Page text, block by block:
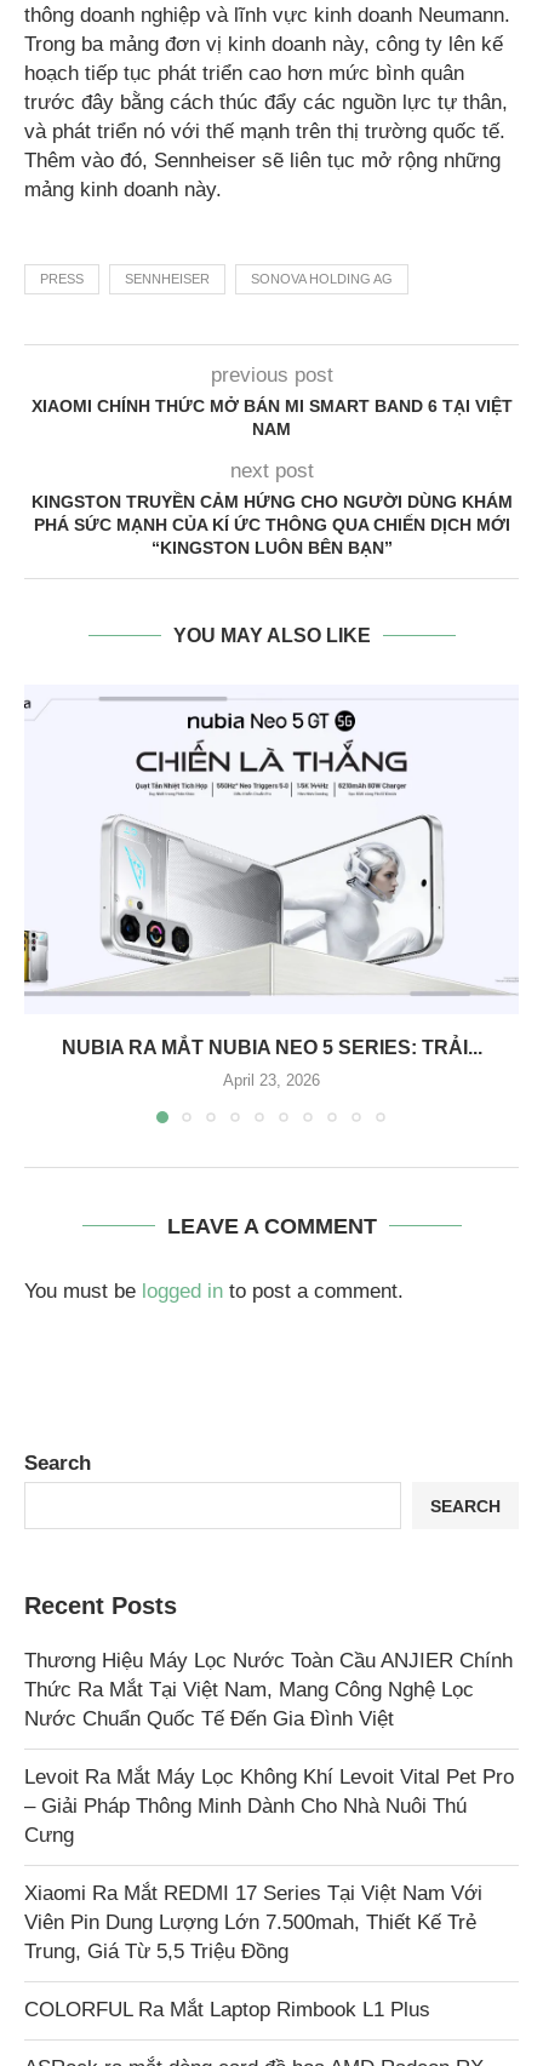
thông doanh nghiệp và lĩnh vực kinh doanh Neumann.
Trong ba mảng đơn vị kinh doanh này, công ty lên kế
hoạch tiếp tục phát triển cao hơn mức bình quân
trước đây bằng cách thúc đẩy các nguồn lực tự thân,
và phát triển nó với thế mạnh trên thị trường quốc tế.
Thêm vào đó, Sennheiser sẽ liên tục mở rộng những
mảng kinh doanh này.
PRESS SENNHEISER SONOVA HOLDING AG
previous post
XIAOMI CHÍNH THỨC MỞ BÁN MI SMART BAND 6 TẠI VIỆT
NAM
next post
KINGSTON TRUYỀN CẢM HỨNG CHO NGƯỜI DÙNG KHÁM
PHÁ SỨC MẠNH CỦA KÍ ỨC THÔNG QUA CHIẾN DỊCH MỚI
“KINGSTON LUÔN BÊN BẠN”
YOU MAY ALSO LIKE
NUBIA RA MẮT NUBIA NEO 5 SERIES: TRẢI...
April 23, 2026
LEAVE A COMMENT
You must be logged in to post a comment.
Search
SEARCH
Recent Posts
Thương Hiệu Máy Lọc Nước Toàn Cầu ANJIER Chính
Thức Ra Mắt Tại Việt Nam, Mang Công Nghệ Lọc
Nước Chuẩn Quốc Tế Đến Gia Đình Việt
Levoit Ra Mắt Máy Lọc Không Khí Levoit Vital Pet Pro
– Giải Pháp Thông Minh Dành Cho Nhà Nuôi Thú
Cưng
Xiaomi Ra Mắt REDMI 17 Series Tại Việt Nam Với
Viên Pin Dung Lượng Lớn 7.500mah, Thiết Kế Trẻ
Trung, Giá Từ 5,5 Triệu Đồng
COLORFUL Ra Mắt Laptop Rimbook L1 Plus